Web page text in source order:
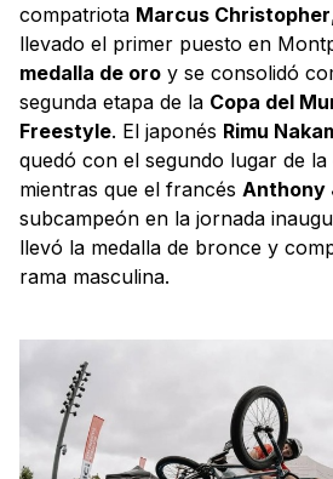
compatriota Marcus Christopher
llevado el primer puesto en
medalla de oro y se consolidó
segunda etapa de la Copa del
Freestyle. El japonés Rimu
quedó con el segundo lugar de
mientras que el francés Anthony
subcampeón en la jornada
llevó la medalla de bronce y
rama masculina.